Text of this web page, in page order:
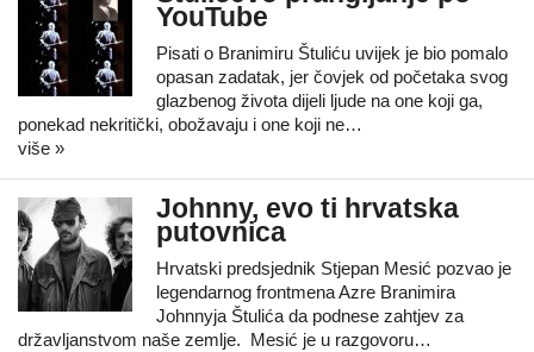
YouTube
Pisati o Branimiru Štuliću uvijek je bio pomalo
opasan zadatak, jer čovjek od početaka svog
glazbenog života dijeli ljude na one koji ga,
ponekad nekritički, obožavaju i one koji ne…
više »
Johnny, evo ti hrvatska
putovnica
Hrvatski predsjednik Stjepan Mesić pozvao je
legendarnog frontmena Azre Branimira
Johnnyja Štulića da podnese zahtjev za
državljanstvom naše zemlje. Mesić je u razgovoru…